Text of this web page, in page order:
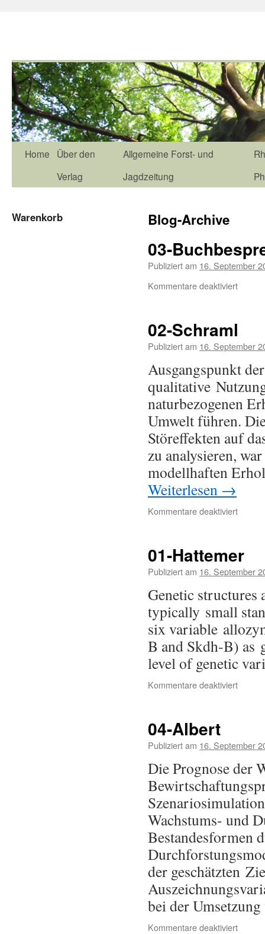
Home
Über den
Verlag
Allgemeine Forst- und
Jagdzeitung
Blog-Archive
03-
Publiziert am 16. September
Kommentare deaktiviert
02-Schraml
Publiziert am 16. September
Ausgangspunkt
qualitative
naturbezogenen
Umwelt führen.
Störeffekten auf
zu analysieren,
modellhaften
Weiterlesen →
Kommentare deaktiviert
01-Hattemer
Publiziert am 16. September
Genetic structures
typically small
six variable
B and Skdh-B) as
level of genetic
Kommentare deaktiviert
04-Albert
Publiziert am 16. September
Die Prognose der
Wachstums- und
Bestandesformen
der geschätzten
bei der
Kommentare deaktiviert
Warenkorb